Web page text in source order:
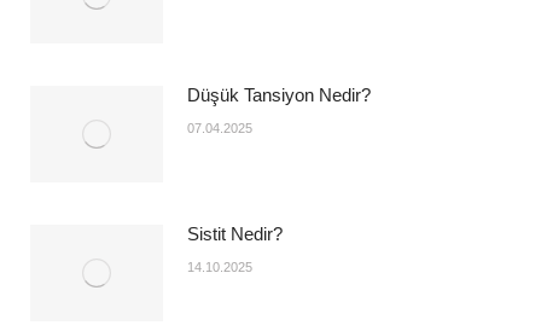
Düşük Tansiyon Nedir?
07.04.2025
Sistit Nedir?
14.10.2025